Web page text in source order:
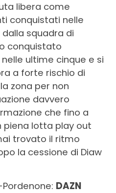
libera come
conquistati nelle
squadra di
conquistato
ultime cinque e si
a forte rischio di
zona per non
davvero
che fino a
lotta play out
trovato il ritmo
la cessione di Diaw
DAZN